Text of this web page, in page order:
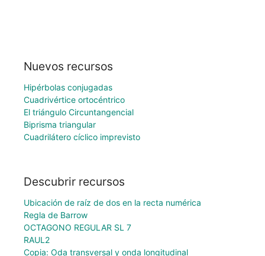
Nuevos recursos
Hipérbolas conjugadas
Cuadrivértice ortocéntrico
El triángulo Circuntangencial
Biprisma triangular
Cuadrilátero cíclico imprevisto
Descubrir recursos
Ubicación de raíz de dos en la recta numérica
Regla de Barrow
OCTAGONO REGULAR SL 7
RAUL2
Copia: Oda transversal y onda longitudinal